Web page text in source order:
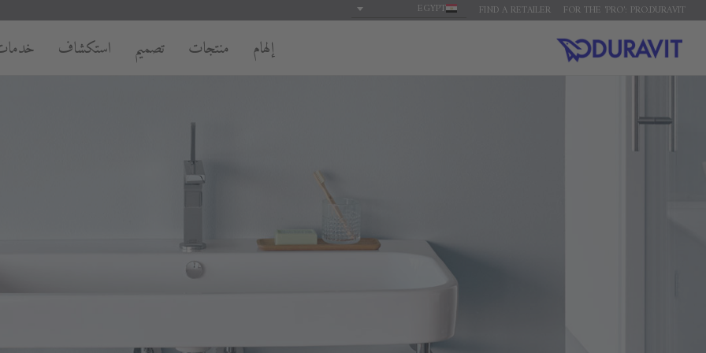
FOR THE 'PRO': PRO.DURAVIT
FIND A RETAILER
EGYPT
إلهام منتجات تصميم استكشاف